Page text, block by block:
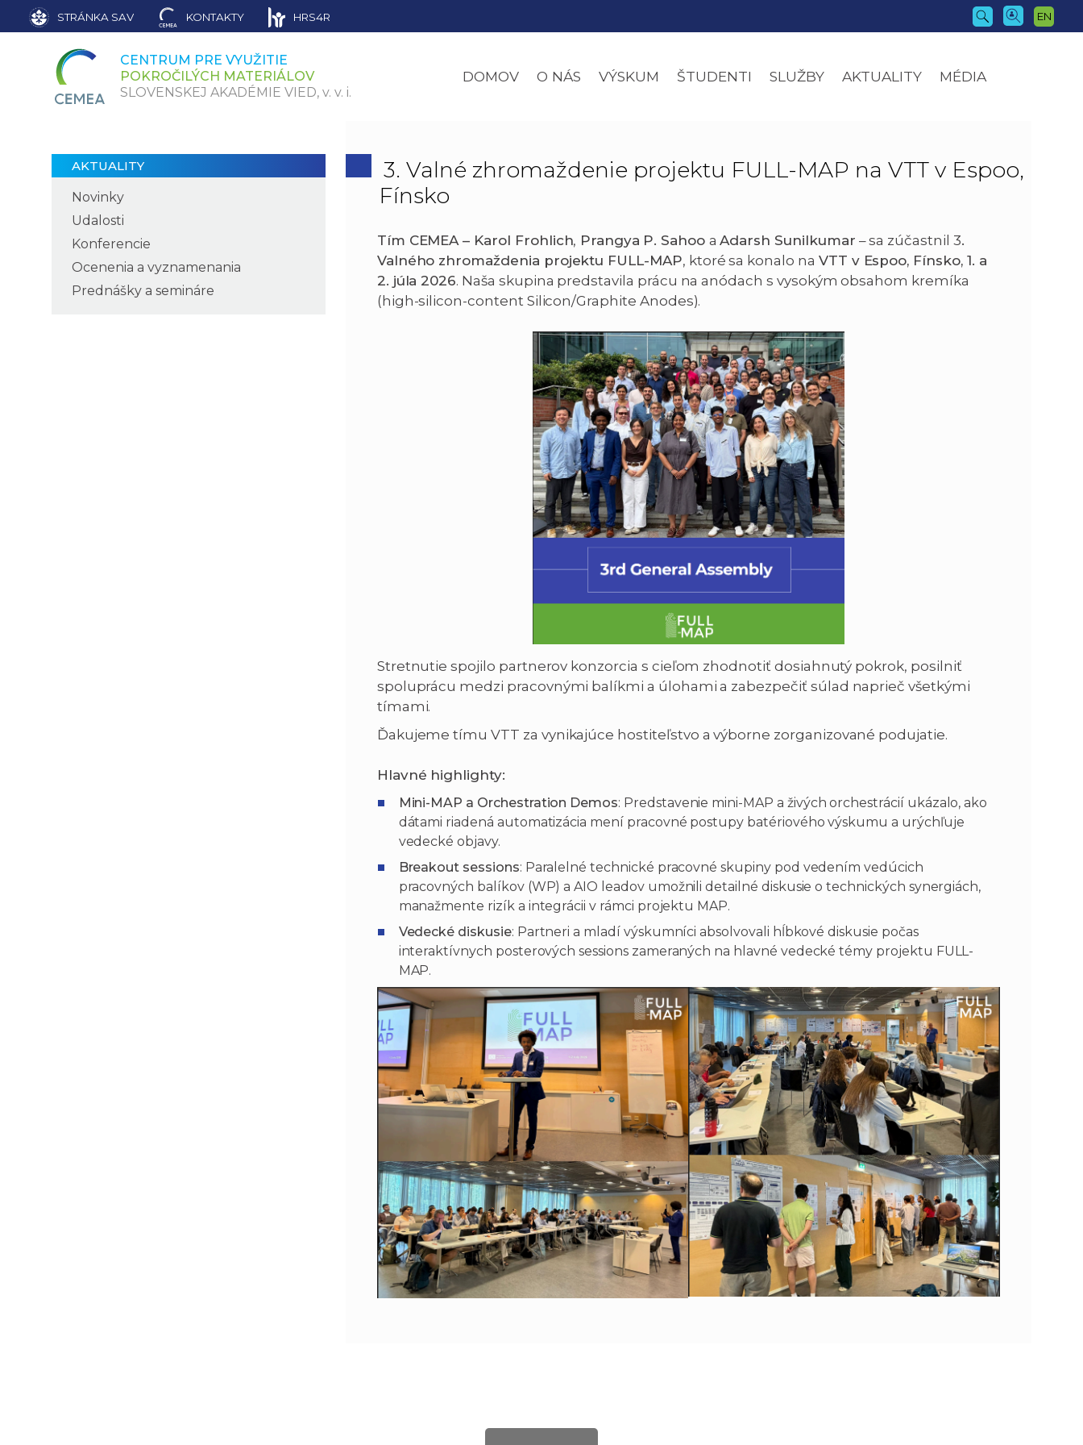
CENTRUM PRE VYUŽITIE
POKROČILÝCH MATERIÁLOV
SLOVENSKEJ AKADÉMIE VIED, v. v. i.
DOMOV O NÁS VÝSKUM ŠTUDENTI SLUŽBY AKTUALITY MÉDIA
STRÁNKA SAV KONTAKTY HRS4R EN
AKTUALITY
Novinky
Udalosti
Konferencie
Ocenenia a vyznamenania
Prednášky a semináre
3. Valné zhromaždenie projektu FULL-MAP na VTT v Espoo,
Fínsko
Tím CEMEA – Karol Frohlich, Prangya P. Sahoo aAdarsh Sunilkumar – sa zúčastnil 3.
Valného zhromaždenia projektu FULL-MAP, ktoré sa konalo na VTT v Espoo, Fínsko, 1. a
2. júla 2026. Naša skupina predstavila prácu na anódach s vysokým obsahom kremíka
(high-silicon-content Silicon/Graphite Anodes).
Stretnutie spojilo partnerov konzorcia s cieľom zhodnotiť dosiahnutý pokrok, posilniť
spoluprácu medzi pracovnými balíkmi a úlohami a zabezpečiť súlad naprieč všetkými
tímami.
Ďakujeme tímu VTT za vynikajúce hostiteľstvo a výborne zorganizované podujatie.
Hlavné highlighty:
Mini-MAP a Orchestration Demos: Predstavenie mini-MAP a živých orchestrácií ukázalo, ako
dátami riadená automatizácia mení pracovné postupy batériového výskumu a urýchľuje
vedecké objavy.
Breakout sessions: Paralelné technické pracovné skupiny pod vedením vedúcich
pracovných balíkov (WP) a AIO leadov umožnili detailné diskusie o technických synergiách,
manažmente rizík a integrácii v rámci projektu MAP.
Vedecké diskusie: Partneri a mladí výskumníci absolvovali hĺbkové diskusie počas
interaktívnych posterových sessions zameraných na hlavné vedecké témy projektu FULL-
MAP.